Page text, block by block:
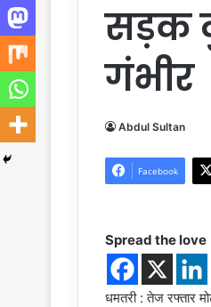
सड़क
गंभीर
Abdul Sultan
Facebook
Spread the love
धमतरी : तेज रफ्तार